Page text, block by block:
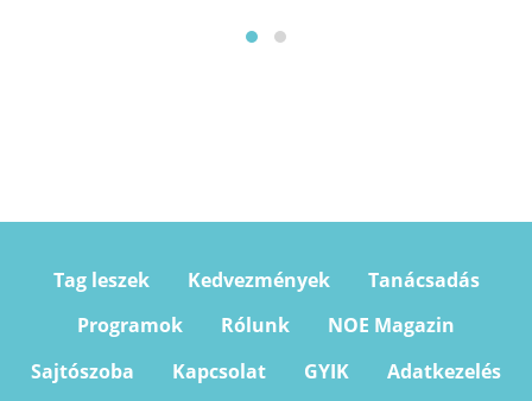
Tag leszek Kedvezmények
Tanácsadás
Programok
Rólunk
NOE Magazin
Sajtószoba
Kapcsolat GYIK Adatkezelés